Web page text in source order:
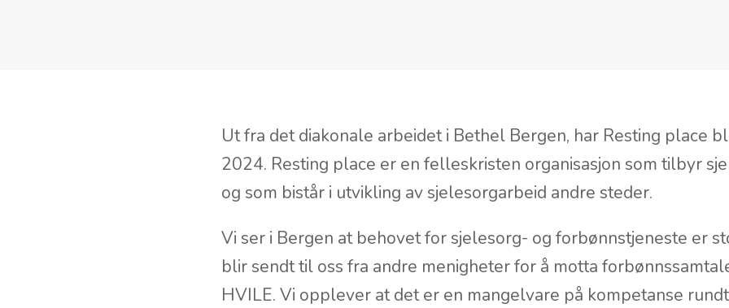
Ut fra det diakonale arbeidet i Bethel Bergen, har Resting place
2024. Resting place er en felleskristen organisasjon som tilbyr
og som bistår i utvikling av sjelesorgarbeid andre steder.
Vi ser i Bergen at behovet for sjelesorg- og forbønnstjeneste er
blir sendt til oss fra andre menigheter for å motta
HVILE. Vi opplever at det er en mangelvare på kompetanse